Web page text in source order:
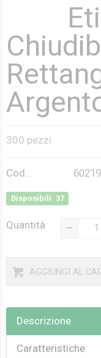
300 pezzi
Cod.: 60219
Disponibili: 37
Quantità
AGGIUNGI AL
Descrizione
Caratteristiche